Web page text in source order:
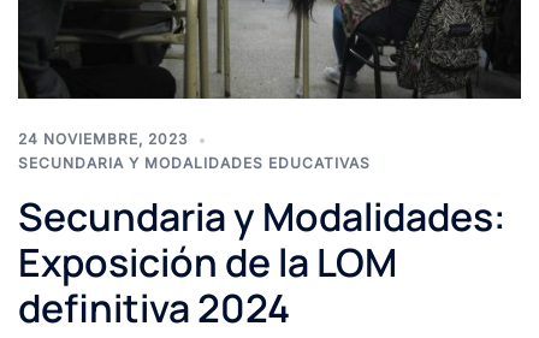
24 NOVIEMBRE, 2023
SECUNDARIA Y MODALIDADES EDUCATIVAS
Secundaria y Modalidades:
Exposición de la LOM
definitiva 2024